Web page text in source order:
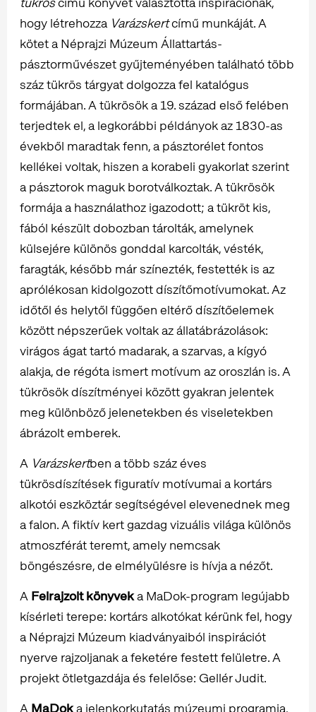
hogy létrehozza Varázskertcímű munkáját. A
kötet a Néprajzi Múzeum Állattartás-
pásztorművészet gyűjteményében található több
száz tükrös tárgyat dolgozza fel katalógus
formájában. A tükrösök a 19. század első felében
terjedtek el, a legkorábbi példányok az 1830-as
évekből maradtak fenn, a pásztorélet fontos
kellékei voltak, hiszen a korabeli gyakorlat szerint
a pásztorok maguk borotválkoztak. A tükrösök
formája a használathoz igazodott; a tükröt kis,
fából készült dobozban tárolták, amelynek
külsejére különös gonddal karcolták, vésték,
faragták, később már színezték, festették is az
aprólékosan kidolgozott díszítőmotívumokat. Az
időtől és helytől függően eltérő díszítőelemek
között népszerűek voltak az állatábrázolások:
virágos ágat tartó madarak, a szarvas, a kígyó
alakja, de régóta ismert motívum az oroszlán is. A
tükrösök díszítményei között gyakran jelentek
meg különböző jelenetekben és viseletekben
ábrázolt emberek.
A Varázskertben a több száz éves
tükrösdíszítések figuratív motívumai a kortárs
alkotói eszköztár segítségével elevenednek meg
a falon. A fiktív kert gazdag vizuális világa különös
atmoszférát teremt, amely nemcsak
böngészésre, de elmélyülésre is hívja a nézőt.
A Felrajzolt könyveka MaDok-program legújabb
kísérleti terepe: kortárs alkotókat kérünk fel, hogy
a Néprajzi Múzeum kiadványaiból inspirációt
nyerve rajzoljanak a feketére festett felületre. A
projekt ötletgazdája és felelőse: Gellér Judit.
A MaDoka jelenkorkutatás múzeumi programja,